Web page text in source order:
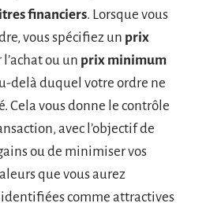
financiers. Lorsque vous
vous spécifiez un prix
l’achat ou un prix minimum
delà duquel votre ordre ne
Cela vous donne le contrôle
avec l’objectif de
ou de minimiser vos
que vous aurez
comme attractives